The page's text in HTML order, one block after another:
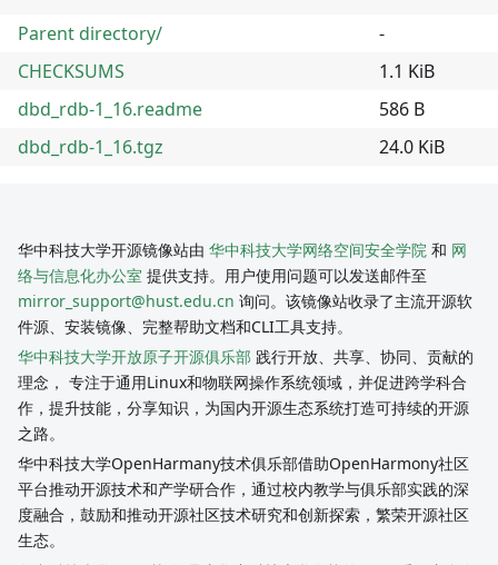
Parent directory/
-
CHECKSUMS
1.1 KiB
dbd_rdb-1_16.readme
586 B
dbd_rdb-1_16.tgz
24.0 KiB
华中科技大学开源镜像站由 华中科技大学网络空间安全学院 和 网
络与信息化办公室 提供支持。用户使用问题可以发送邮件至
mirror_support@hust.edu.cn 询问。该镜像站收录了主流开源软
件源、安装镜像、完整帮助文档和CLI工具支持。
华中科技大学开放原子开源俱乐部 践行开放、共享、协同、贡献的
理念， 专注于通用Linux和物联网操作系统领域，并促进跨学科合
作，提升技能，分享知识，为国内开源生态系统打造可持续的开源
之路。
华中科技大学OpenHarmany技术俱乐部借助OpenHarmony社区
平台推动开源技术和产学研合作，通过校内教学与俱乐部实践的深
度融合，鼓励和推动开源社区技术研究和创新探索，繁荣开源社区
生态。